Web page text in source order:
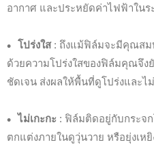
อากาศ และประหยัดค่าไฟฟ้าในร
โปร่งใส : ถึงแม้ฟิล์มจะมีคุณสม
ด้วยความโปร่งใสของฟิล์มคุณจึง
ชัดเจน ส่งผลให้พื้นที่ดูโปร่งและไ
ไม่เกะกะ : ฟิล์มติดอยู่กับกระจ
ตกแต่งภายในดูวุ่นวาย หรือยุ่งเหยิ